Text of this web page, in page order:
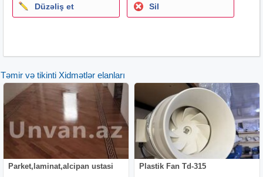
Düzəliş et Sil
Təmir və tikinti Xidmətlər elanları
Parket,laminat,alcipan ustasi Plastik Fan Td-315